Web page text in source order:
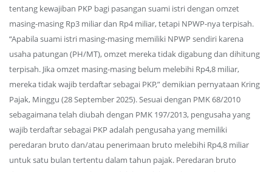
tentang kewajiban PKP bagi pasangan suami istri dengan omzet
masing-masing Rp3 miliar dan Rp4 miliar, tetapi NPWP-nya terpisah.
“Apabila suami istri masing-masing memiliki NPWP sendiri karena
usaha patungan (PH/MT), omzet mereka tidak digabung dan dihitung
terpisah. Jika omzet masing-masing belum melebihi Rp4,8 miliar,
mereka tidak wajib terdaftar sebagai PKP,” demikian pernyataan Kring
Pajak, Minggu (28 September 2025). Sesuai dengan PMK 68/2010
sebagaimana telah diubah dengan PMK 197/2013, pengusaha yang
wajib terdaftar sebagai PKP adalah pengusaha yang memiliki
peredaran bruto dan/atau penerimaan bruto melebihi Rp4,8 miliar
untuk satu bulan tertentu dalam tahun pajak. Peredaran bruto